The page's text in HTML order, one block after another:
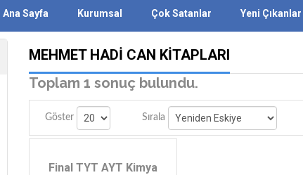
Ana Sayfa Kurumsal Çok Satanlar Yeni Çıkanlar
MEHMET HADI CAN KITAPLARI
Toplam 1 sonuç bulundu.
Göster Sırala Stoktakiler
Final TYT AYT Kimya